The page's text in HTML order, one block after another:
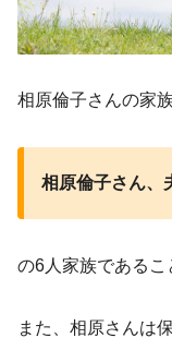
相原倫子さんの家
相原倫子さん、
の6人家族であるこ
また、相原さんは